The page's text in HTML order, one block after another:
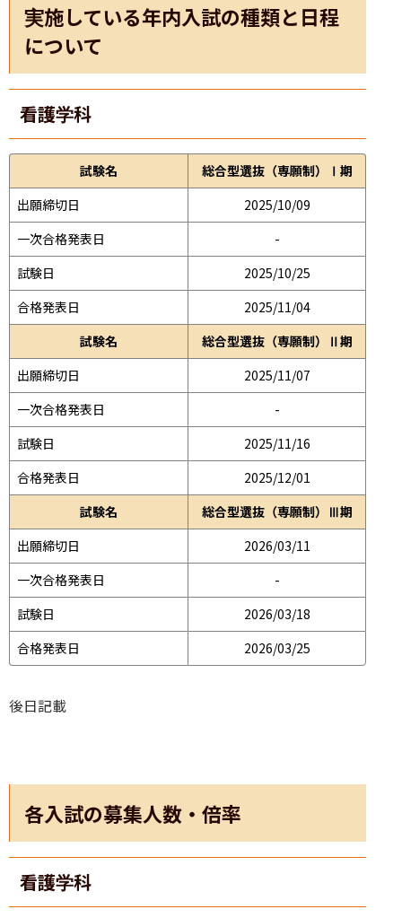
実施している年内入試の種類と日程
について
看護学科
試験名
総合型選抜（専願制）Ⅰ期
出願締切日
2025/10/09
一次合格発表日
-
試験日
2025/10/25
合格発表日
2025/11/04
試験名
総合型選抜（専願制）Ⅱ期
出願締切日
2025/11/07
一次合格発表日
-
試験日
2025/11/16
合格発表日
2025/12/01
試験名
総合型選抜（専願制）Ⅲ期
出願締切日
2026/03/11
一次合格発表日
-
試験日
2026/03/18
合格発表日
2026/03/25
後日記載
各入試の募集人数・倍率
看護学科